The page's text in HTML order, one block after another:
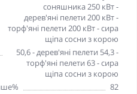
соняшника 250 кВт -
дерев'яні пелети 200 кВт -
торф'яні пелети 200 кВт - сира
щіпа сосни з корою
50,6 - дерев'яні пелети 54,3 -
торф'яні пелети 63 - сира
щіпа сосни з корою
82